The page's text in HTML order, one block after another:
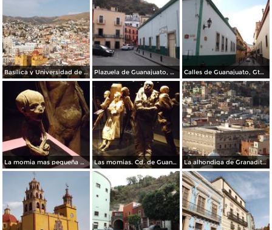
Basílica y Universidad de Guanajuato. Noviembre/2012 Plazuela de Guanajuato, Gto. Noviembre/2012 Calles de Guanajuato, Gto. Noviembre/2012
La momia mas pequeña del mundo. Guanajuato. Noviembre72012 Las momias. Cd. de Guanajuato. Noviembre/2012 La alhondiga de Granaditas. Guanajuato. Noviembre/2012